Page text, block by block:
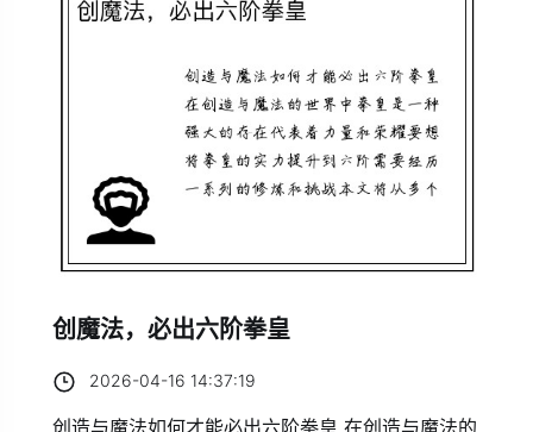
创魔法，必出六阶拳皇
2026-04-16 14:37:19